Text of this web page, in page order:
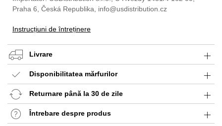
Praha 6, Česká Republika, info@usdistribution.cz
Instrucțiuni de întreținere
Livrare
Disponibilitatea mărfurilor
Returnare până la 30 de zile
Întrebare despre produs